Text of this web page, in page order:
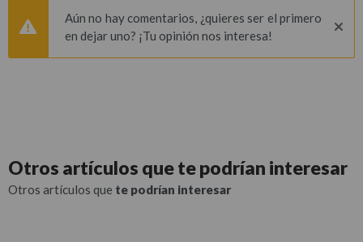
Aún no hay comentarios, ¿quieres ser el primero
en dejar uno? ¡Tu opinión nos interesa!
Otros artículos quete podrían interesar
Otros artículos que te podrían interesar